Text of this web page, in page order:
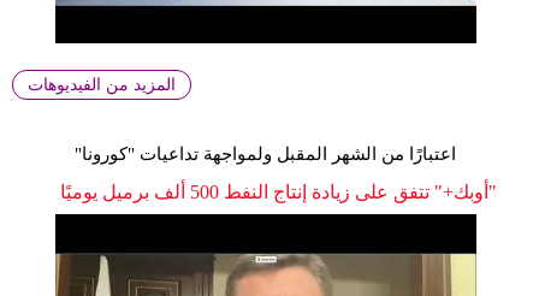
المزيد من الفيديوهات
اعتبارًا من الشهر المقبل ولمواجهة تداعيات "كورونا"
"أوبك+" تتفق على زيادة إنتاج النفط 500 ألف برميل يوميًا